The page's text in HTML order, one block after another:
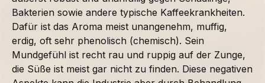
Bakterien sowie andere typische Kaffeekrankheiten.
Dafür ist das Aroma meist unangenehm, muffig,
erdig, oft sehr phenolisch (chemisch). Sein
Mundgefühl ist recht rau und ruppig auf der Zunge,
die Süße ist meist gar nicht zu finden. Diese negativen